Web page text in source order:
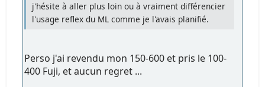
j'hésite à aller plus loin ou à vraiment différencier
l'usage reflex du ML comme je l'avais planifié.
Perso j'ai revendu mon 150-600 et pris le 100-
400 Fuji, et aucun regret ...